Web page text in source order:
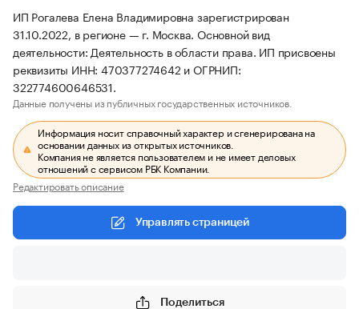
ИП Рогалева Елена Владимировна зарегистрирован
31.10.2022, в регионе — г. Москва. Основной вид
деятельности: Деятельность в области права. ИП присвоены
реквизиты ИНН: 470377274642 и ОГРНИП:
322774600646531.
Данные получены из публичных государственных источников.
Информация носит справочный характер и сгенерирована на
основании данных из открытых источников.
Компания не является пользователем и не имеет деловых
отношений с сервисом РБК Компании.
Редактировать описание
Управлять страницей
Поделиться